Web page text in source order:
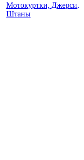
Мотокуртки, Джерси,
Штаны